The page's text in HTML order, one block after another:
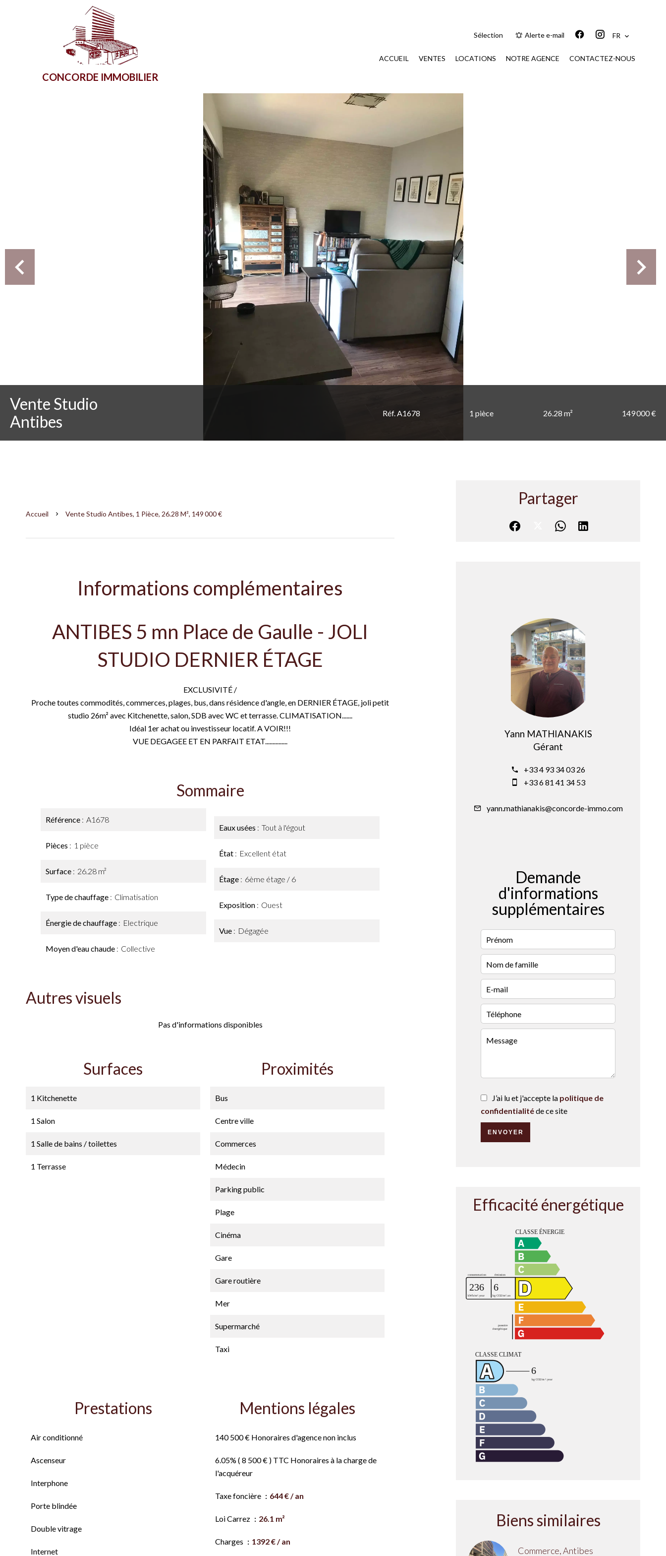
CONCORDE IMMOBILIER
Sélection Alerte e-mail FR
ACCUEIL VENTES LOCATIONS NOTRE AGENCE CONTACTEZ-NOUS
Vente Studio
Antibes
Réf. A1678 1 pièce 26.28 m² 149 000 €
Accueil Vente Studio Antibes, 1 Pièce, 26.28 M², 149 000 €
Informations complémentaires
ANTIBES 5 mn Place de Gaulle - JOLI
STUDIO DERNIER ÉTAGE
EXCLUSIVITÉ /
Proche toutes commodités, commerces, plages, bus, dans résidence d'angle, en DERNIER ÉTAGE, joli petit
studio 26m² avec Kitchenette, salon, SDB avec WC et terrasse. CLIMATISATION.......
Idéal 1er achat ou investisseur locatif. A VOIR!!!
VUE DEGAGEE ET EN PARFAIT ETAT...............
Sommaire
Référence A1678
Pièces 1 pièce
Surface 26.28 m²
Type de chauffage Climatisation
Énergie de chauffage Electrique
Moyen d'eau chaude Collective
Eaux usées Tout à l'égout
État Excellent état
Étage 6ème étage / 6
Exposition Ouest
Vue Dégagée
Autres visuels
Pas d'informations disponibles
Surfaces
1 Kitchenette
1 Salon
1 Salle de bains / toilettes
1 Terrasse
Proximités
Bus
Centre ville
Commerces
Médecin
Parking public
Plage
Cinéma
Gare
Gare routière
Mer
Supermarché
Taxi
Prestations
Air conditionné
Ascenseur
Interphone
Porte blindée
Double vitrage
Internet
Mentions légales
140 500 € Honoraires d'agence non inclus
6.05% ( 8 500 € ) TTC Honoraires à la charge de
l'acquéreur
Taxe foncière 644 € / an
Loi Carrez 26.1 m²
Charges 1392 € / an
Partager
Yann MATHIANAKIS
Gérant
+33 4 93 34 03 26
+33 6 81 41 34 53
yann.mathianakis@concorde-immo.com
Demande
d'informations
supplémentaires
J’ai lu et j'accepte la politique de
confidentialitéde ce site
ENVOYER
Efficacité énergétique
Biens similaires
Commerce, Antibes